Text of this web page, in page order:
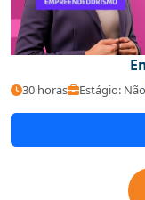
30 horas Estágio: Não